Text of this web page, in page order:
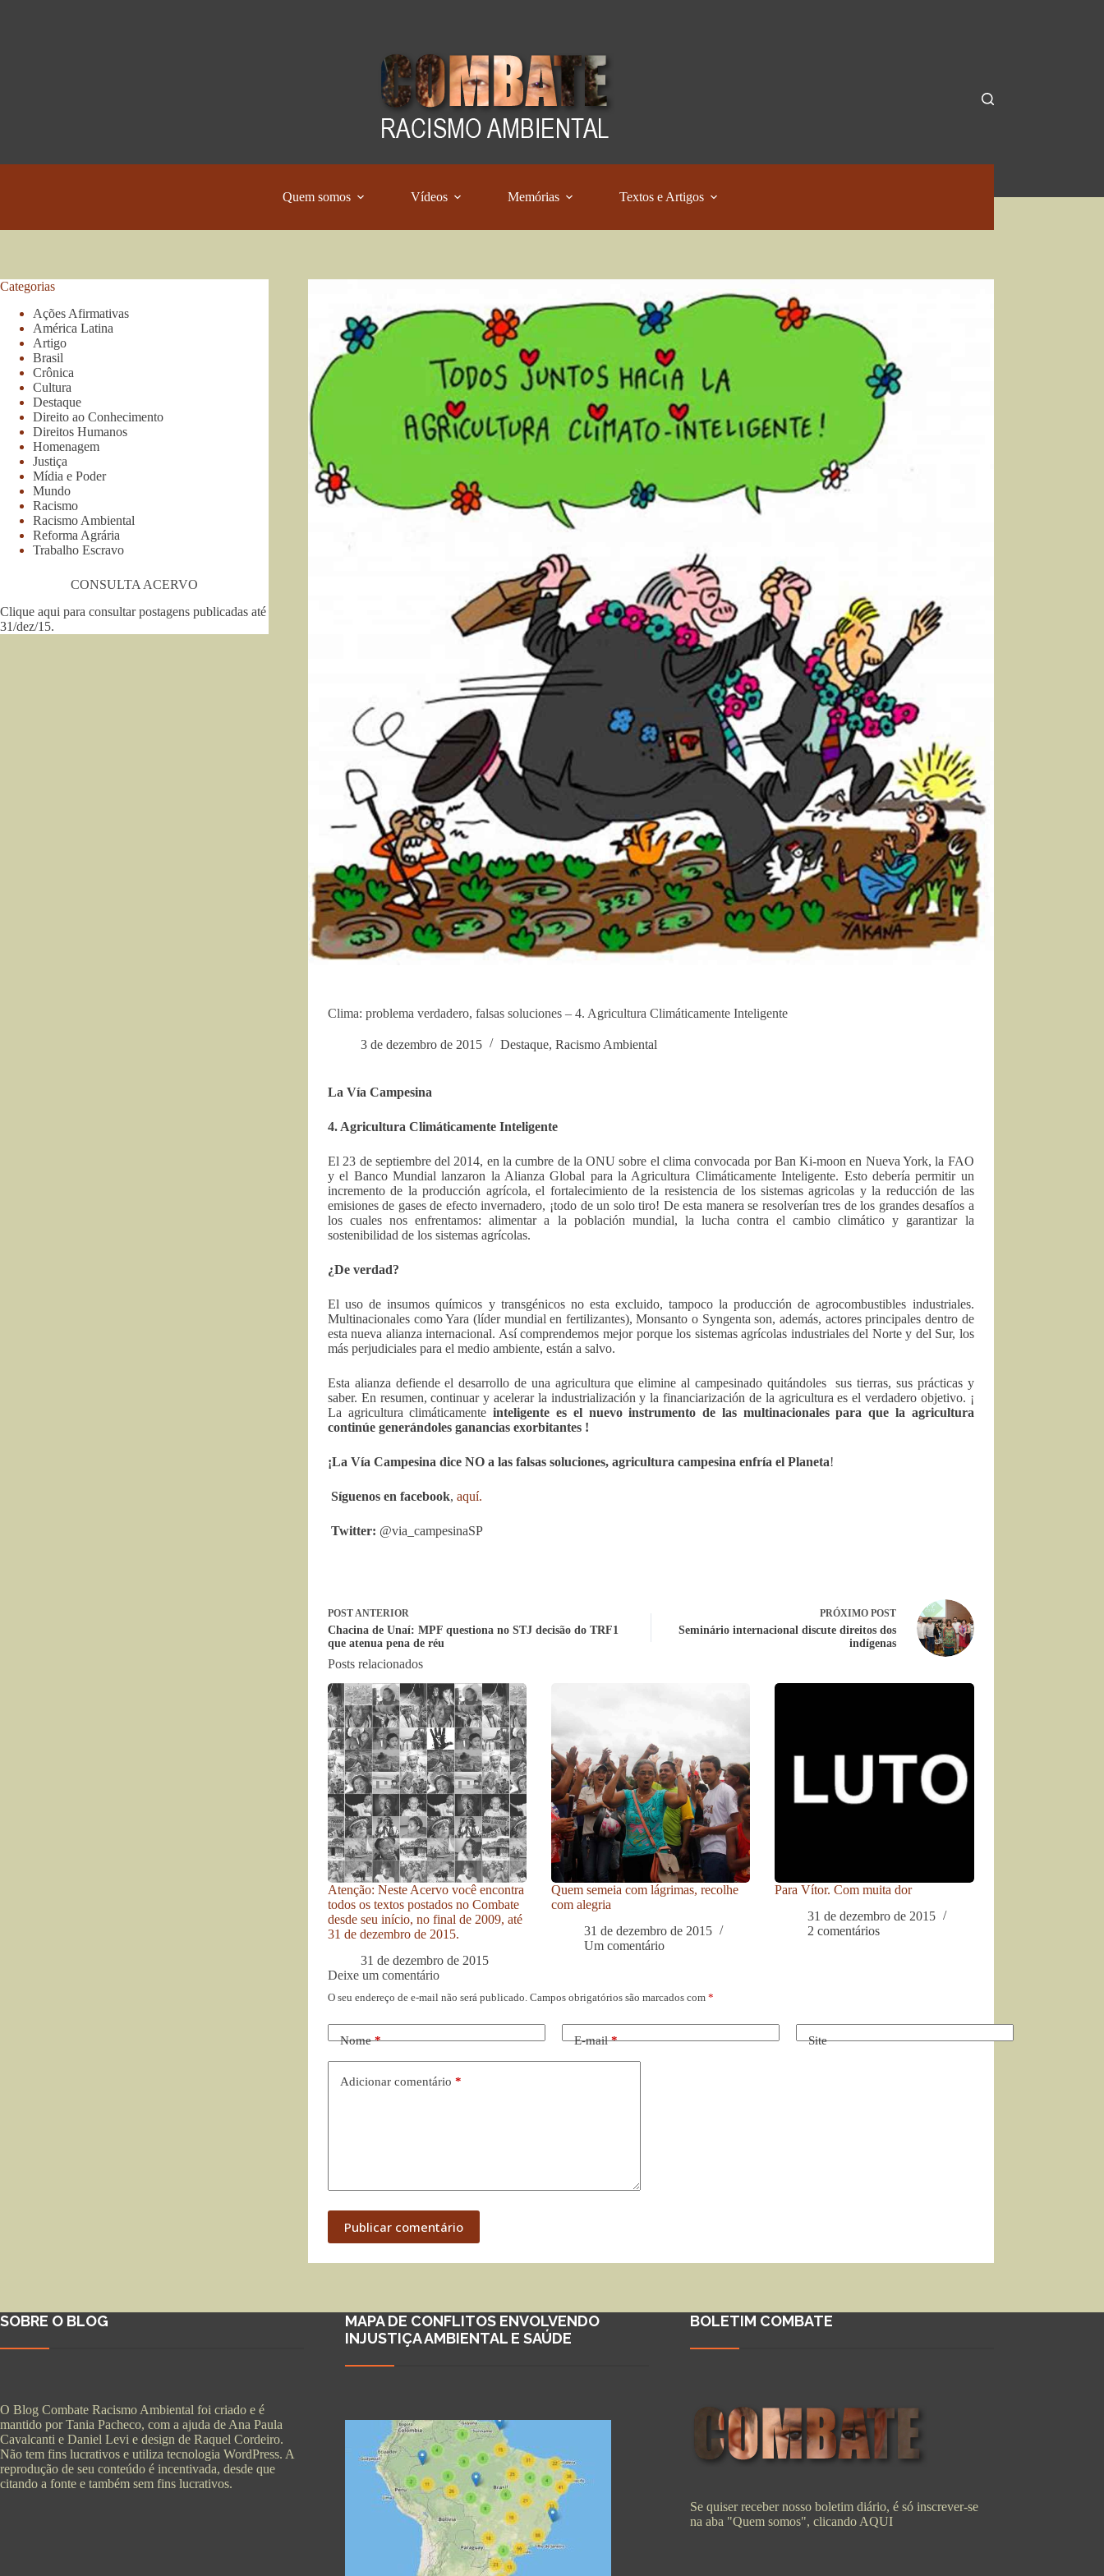
Quem somos Vídeos Memórias Textos e Artigos
Clima: problema verdadero, falsas soluciones – 4. Agricultura Climáticamente Inteligente
3 de dezembro de 2015 Destaque, Racismo Ambiental
La Vía Campesina
4. Agricultura Climáticamente Inteligente
El 23 de septiembre del 2014, en la cumbre de la ONU sobre el clima convocada por Ban Ki-moon en Nueva York, la FAO
y el Banco Mundial lanzaron la Alianza Global para la Agricultura Climáticamente Inteligente. Esto debería permitir un
incremento de la producción agrícola, el fortalecimiento de la resistencia de los sistemas agricolas y la reducción de las
emisiones de gases de efecto invernadero, ¡todo de un solo tiro! De esta manera se resolverían tres de los grandes desafíos a
los cuales nos enfrentamos: alimentar a la población mundial, la lucha contra el cambio climático y garantizar la
sostenibilidad de los sistemas agrícolas.
¿De verdad?
El uso de insumos químicos y transgénicos no esta excluido, tampoco la producción de agrocombustibles industriales.
Multinacionales como Yara (líder mundial en fertilizantes), Monsanto o Syngenta son, además, actores principales dentro de
esta nueva alianza internacional. Así comprendemos mejor porque los sistemas agrícolas industriales del Norte y del Sur, los
más perjudiciales para el medio ambiente, están a salvo.
Esta alianza defiende el desarrollo de una agricultura que elimine al campesinado quitándoles sus tierras, sus prácticas y
saber. En resumen, continuar y acelerar la industrialización y la financiarización de la agricultura es el verdadero objetivo. ¡
La agricultura climáticamenteinteligente es el nuevo instrumento de las multinacionales para que la agricultura
continúe generándoles ganancias exorbitantes !
¡La Vía Campesina dice NO a las falsas soluciones, agricultura campesina enfría el Planeta!
Síguenos en facebook, aquí.
Twitter: @via_campesinaSP
POSTANTERIOR
Chacina de Unaí: MPF questiona no STJ decisão do TRF1
que atenua pena de réu
PRÓXIMO POST
Seminário internacional discute direitos dos
indígenas
Posts relacionados
Atenção: Neste Acervo você encontra
todos os textos postados no Combate
desde seu início, no final de 2009, até
31 de dezembro de 2015.
31 de dezembro de 2015
Quem semeia com lágrimas, recolhe
com alegria
31 de dezembro de 2015
Um comentário
Para Vítor. Com muita dor
31 de dezembro de 2015
2 comentários
Deixe um comentário
O seu endereço de e-mail não será publicado. Campos obrigatórios são marcados com *
Nome* E-mail* Site
Adicionar comentário *
Publicar comentário
Categorias
Ações Afirmativas
América Latina
Artigo
Brasil
Crônica
Cultura
Destaque
Direito ao Conhecimento
Direitos Humanos
Homenagem
Justiça
Mídia e Poder
Mundo
Racismo
Racismo Ambiental
Reforma Agrária
Trabalho Escravo
CONSULTA ACERVO
Clique aqui para consultar postagens publicadas até
31/dez/15.
SOBRE O BLOG
O Blog Combate Racismo Ambiental foi criado e é
mantido por Tania Pacheco, com a ajuda de Ana Paula
Cavalcanti e Daniel Levi e design de Raquel Cordeiro.
Não tem fins lucrativos e utiliza tecnologia WordPress. A
reprodução de seu conteúdo é incentivada, desde que
citando a fonte e também sem fins lucrativos.
MAPA DE CONFLITOS ENVOLVENDO
INJUSTIÇA AMBIENTAL E SAÚDE
BOLETIM COMBATE
Se quiser receber nosso boletim diário, é só inscrever-se
na aba "Quem somos", clicandoAQUI